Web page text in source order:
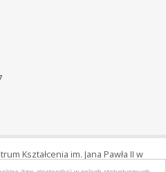
Kształcenia im. Jana Pawła II w
prawa zastrzeżone.